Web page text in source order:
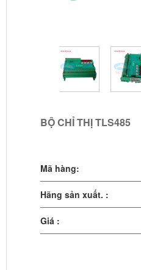
BỘ CHỈ THỊ TLS485
Mã hàng:
Hãng sản xuất. :
Giá :